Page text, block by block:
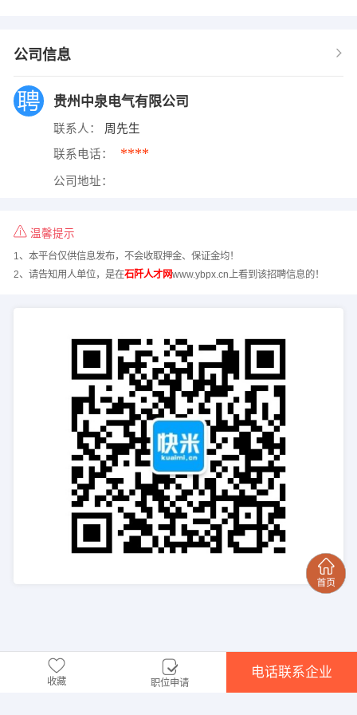
公司信息
贵州中泉电气有限公司
联系人： 周先生
联系电话： ****
公司地址：
温馨提示
1、本平台仅供信息发布，不会收取押金、保证金均！
2、请告知用人单位，是在石阡人才网www.ybpx.cn上看到该招聘信息的！
收藏 职位申请
电话联系企业